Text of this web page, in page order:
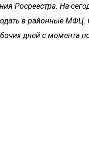
Росреестра. На
в районные МФЦ.
дней с момента